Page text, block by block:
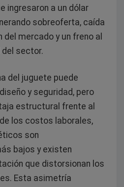
ingresaron a un dólar
sobreoferta, caída
mercado y un freno al
sector.
del juguete puede
y seguridad, pero
estructural frente al
los costos laborales,
son
bajos y existen
que distorsionan los
Esta asimetría